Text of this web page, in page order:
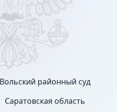
Вольский районный суд
Саратовская область